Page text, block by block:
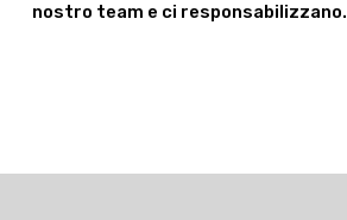
nostro team e ci responsabilizzano.